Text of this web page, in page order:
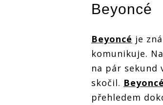
Beyoncé
Beyoncé je
komunikuje.
na pár sekund
skočil. Beyoncé
přehledem